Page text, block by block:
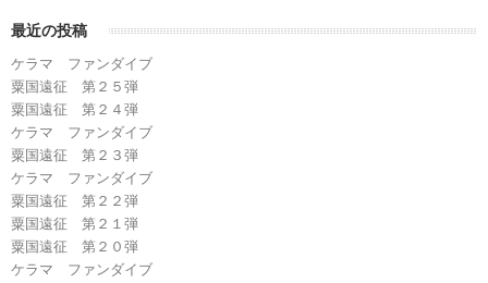
最近の投稿
ケラマ ファンダイブ
粟国遠征 第２５弾
粟国遠征 第２４弾
ケラマ ファンダイブ
粟国遠征 第２３弾
ケラマ ファンダイブ
粟国遠征 第２２弾
粟国遠征 第２１弾
粟国遠征 第２０弾
ケラマ ファンダイブ